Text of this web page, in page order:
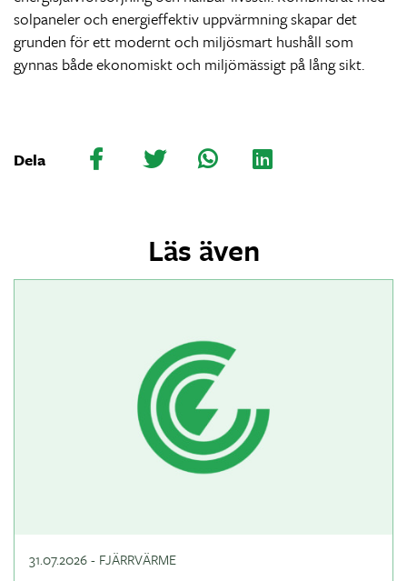
solpaneler och energieffektiv uppvärmning skapar det
grunden för ett modernt och miljösmart hushåll som
gynnas både ekonomiskt och miljömässigt på lång sikt.
Dela
Läs även
31.07.2026- FJÄRRVÄRME